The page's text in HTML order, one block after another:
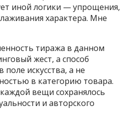
иной логики — упрощения,
характера. Мне
тиража в данном
жест, а способ
искусства, а не
в категорию товара.
вещи сохранялось
и авторского